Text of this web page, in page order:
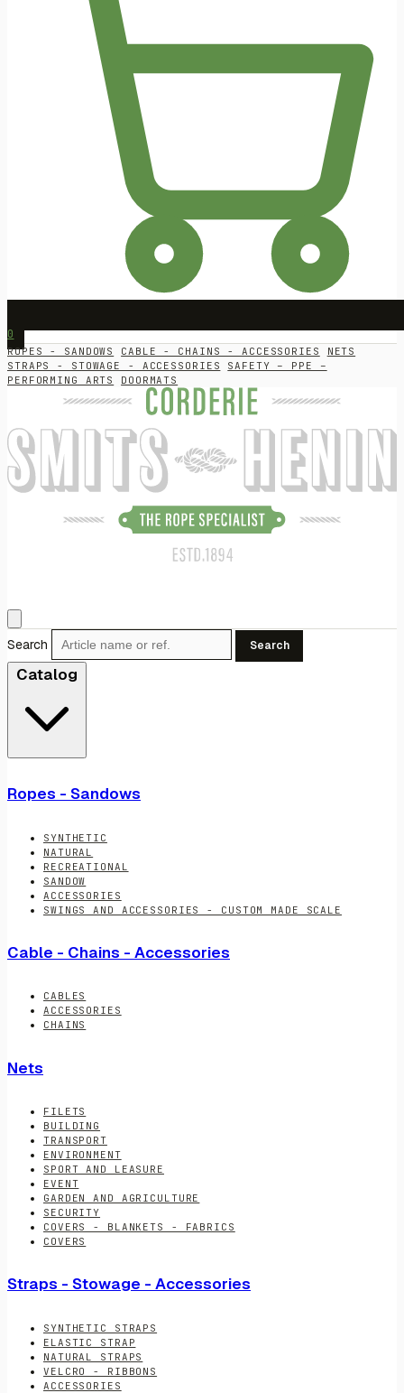
0
ROPES - SANDOWS CABLE - CHAINS - ACCESSORIES
NETS
STRAPS - STOWAGE - ACCESSORIES
SAFETY – PPE –
PERFORMING ARTS
DOORMATS
Search Search
Catalog
Ropes - Sandows
SYNTHETIC
NATURAL
RECREATIONAL
SANDOW
ACCESSORIES
SWINGS AND ACCESSORIES - CUSTOM MADE SCALE
Cable - Chains - Accessories
CABLES
ACCESSORIES
CHAINS
Nets
FILETS
BUILDING
TRANSPORT
ENVIRONMENT
SPORT AND LEASURE
EVENT
GARDEN AND AGRICULTURE
SECURITY
COVERS - BLANKETS - FABRICS
COVERS
Straps - Stowage - Accessories
SYNTHETIC STRAPS
ELASTIC STRAP
NATURAL STRAPS
VELCRO - RIBBONS
ACCESSORIES